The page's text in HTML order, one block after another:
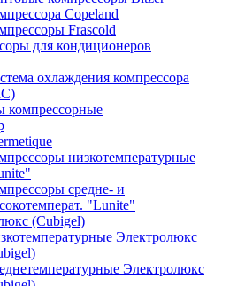
Copeland
Frascold
для кондиционеров
охлаждения компрессора
компрессорные
низкотемпературные
средне- и
"Lunite"
(Cubigel)
Электролюкс
Электролюкс